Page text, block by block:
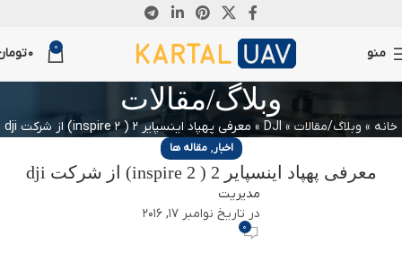
منو 0
0
وبلاگ/مقالات
خانه » وبلاگ/مقالات »
DJI
» معرفی پهپاد اینسپایر 2 ( inspire 2) از شرکت dji
اخبار,مقاله ها
معرفی پهپاد اینسپایر 2 ( inspire 2) از شرکت dji
مدیریت
در تاریخ نوامبر 17, 2016
0